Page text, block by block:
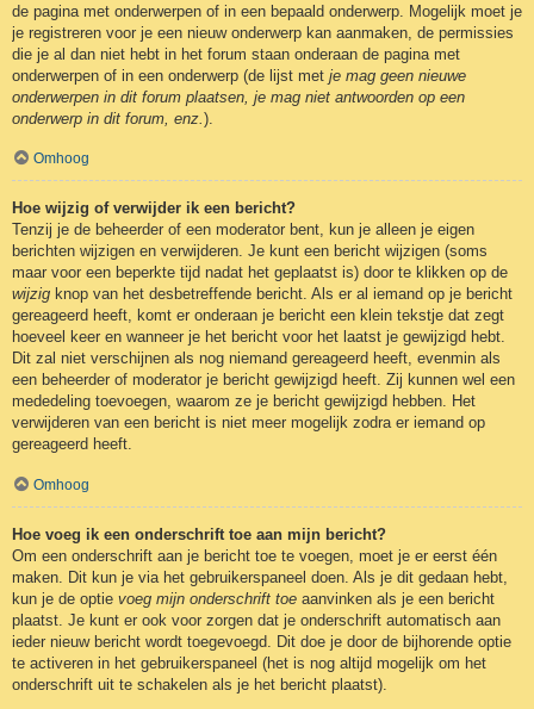
de pagina met onderwerpen of in een bepaald onderwerp. Mogelijk moet je
je registreren voor je een nieuw onderwerp kan aanmaken, de permissies
die je al dan niet hebt in het forum staan onderaan de pagina met
onderwerpen of in een onderwerp (de lijst met je mag geen nieuwe
onderwerpen in dit forum plaatsen, je mag niet antwoorden op een
onderwerp in dit forum, enz. ).
Omhoog
Hoe wijzig of verwijder ik een bericht?
Tenzij je de beheerder of een moderator bent, kun je alleen je eigen
berichten wijzigen en verwijderen. Je kunt een bericht wijzigen (soms
maar voor een beperkte tijd nadat het geplaatst is) door te klikken op de
wijzig knop van het desbetreffende bericht. Als er al iemand op je bericht
gereageerd heeft, komt er onderaan je bericht een klein tekstje dat zegt
hoeveel keer en wanneer je het bericht voor het laatst je gewijzigd hebt.
Dit zal niet verschijnen als nog niemand gereageerd heeft, evenmin als
een beheerder of moderator je bericht gewijzigd heeft. Zij kunnen wel een
mededeling toevoegen, waarom ze je bericht gewijzigd hebben. Het
verwijderen van een bericht is niet meer mogelijk zodra er iemand op
gereageerd heeft.
Omhoog
Hoe voeg ik een onderschrift toe aan mijn bericht?
Om een onderschrift aan je bericht toe te voegen, moet je er eerst één
maken. Dit kun je via het gebruikerspaneel doen. Als je dit gedaan hebt,
kun je de optie voeg mijn onderschrift toe aanvinken als je een bericht
plaatst. Je kunt er ook voor zorgen dat je onderschrift automatisch aan
ieder nieuw bericht wordt toegevoegd. Dit doe je door de bijhorende optie
te activeren in het gebruikerspaneel (het is nog altijd mogelijk om het
onderschrift uit te schakelen als je het bericht plaatst).